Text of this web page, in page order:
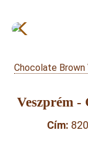
Chocolate
Veszprém -
Cím: